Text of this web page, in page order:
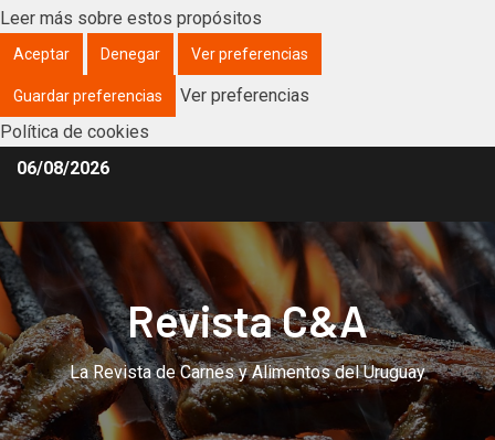
Leer más sobre estos propósitos
Aceptar Denegar Ver preferencias
Guardar preferencias
Ver preferencias
Política de cookies
06/08/2026
Revista C&A
La Revista de Carnes y Alimentos del Uruguay